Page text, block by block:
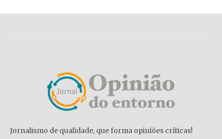
Jornalismo de qualidade, que forma opiniões críticas!